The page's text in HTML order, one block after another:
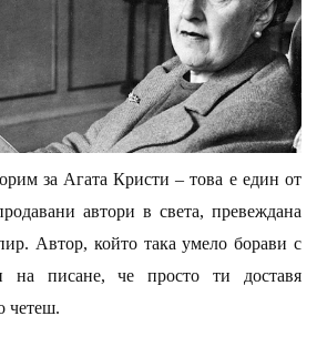
за Агата Кристи – това е един от
автори в света, превеждана
Автор, който така умело борави с
на писане, че просто ти доставя
четеш.